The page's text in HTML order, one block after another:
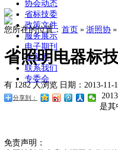
协会动态
省标技委
政策文件
服务展示
电子期刊
专家库
联系我们
专委会
您所在的位置： 首页 » 浙照协 »
省照明电器标
有 1282 人浏览 日期： 2013-11-
分享到：
是其
免责声明：